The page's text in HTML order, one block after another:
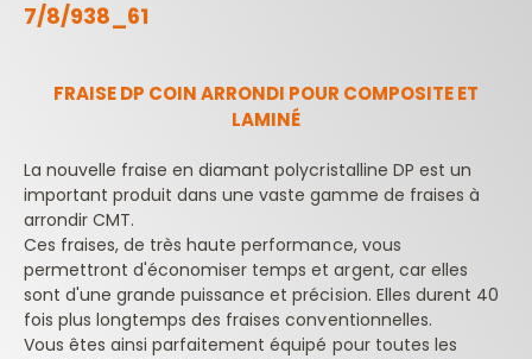
7/8/938_61
FRAISE DP COIN ARRONDI POUR COMPOSITE ET
LAMINÉ
La nouvelle fraise en diamant polycristalline DP est un
important produit dans une vaste gamme de fraises à
arrondir CMT.
Ces fraises, de très haute performance, vous
permettront d'économiser temps et argent, car elles
sont d'une grande puissance et précision. Elles durent 40
fois plus longtemps des fraises conventionnelles.
Vous êtes ainsi parfaitement équipé pour toutes les